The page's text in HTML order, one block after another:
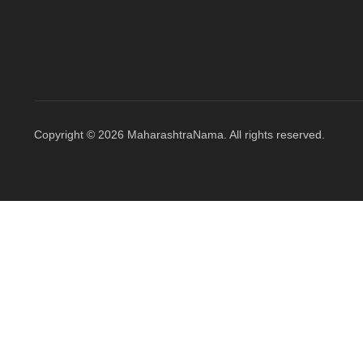
Copyright © 2026 MaharashtraNama. All rights reserved.